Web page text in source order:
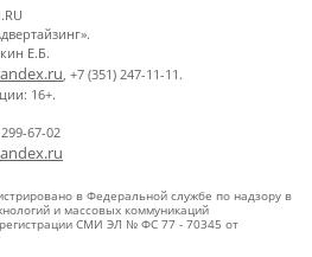
Е.Б.
, +7 (351) 247-11-11.
16+.
67-02
в Федеральной службе по надзору в
и массовых коммуникаций
СМИ ЭЛ № ФС 77 - 70345 от